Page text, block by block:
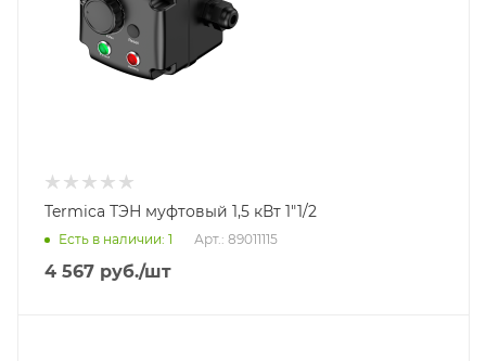
Termica ТЭН муфтовый 1,5 кВт 1"1/2
Есть в наличии: 1 Арт.: 89011115
4 567 руб./шт